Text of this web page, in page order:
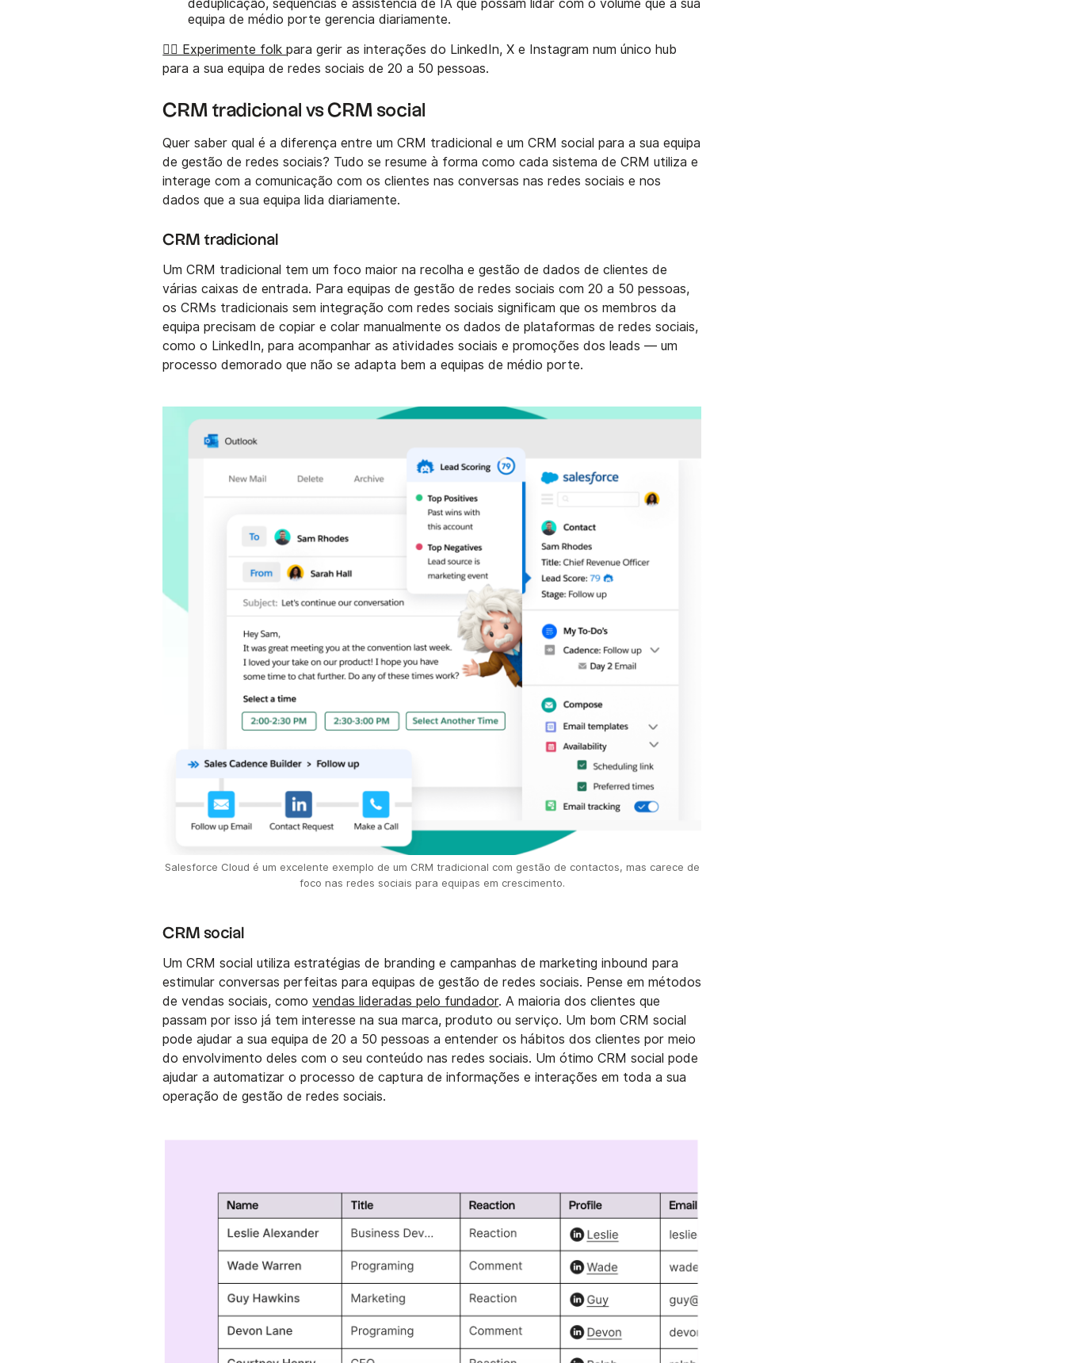
deduplicação, sequências e assistência de IA que possam lidar com o volume que a sua
equipa de médio porte gerencia diariamente.
👉🏼 Experimente folkpara gerir as interações do LinkedIn, X e Instagram num único hub
para a sua equipa de redes sociais de 20 a 50 pessoas.
CRM tradicional vs CRM social
Quer saber qual é a diferença entre um CRM tradicional e um CRM social para a sua equipa
de gestão de redes sociais? Tudo se resume à forma como cada sistema de CRM utiliza e
interage com a comunicação com os clientes nas conversas nas redes sociais e nos
dados que a sua equipa lida diariamente.
CRM tradicional
Um CRM tradicional tem um foco maior na recolha e gestão de dados de clientes de
várias caixas de entrada. Para equipas de gestão de redes sociais com 20 a 50 pessoas,
os CRMs tradicionais sem integração com redes sociais significam que os membros da
equipa precisam de copiar e colar manualmente os dados de plataformas de redes sociais,
como o LinkedIn, para acompanhar as atividades sociais e promoções dos leads — um
processo demorado que não se adapta bem a equipas de médio porte.
Salesforce Cloud é um excelente exemplo de um CRM tradicional com gestão de contactos, mas carece de
foco nas redes sociais para equipas em crescimento.
CRM social
Um CRM social utiliza estratégias de branding e campanhas de marketing inbound para
estimular conversas perfeitas para equipas de gestão de redes sociais. Pense em métodos
de vendas sociais, comovendas lideradas pelo fundador. A maioria dos clientes que
passam por isso já tem interesse na sua marca, produto ou serviço. Um bom CRM social
pode ajudar a sua equipa de 20 a 50 pessoas a entender os hábitos dos clientes por meio
do envolvimento deles com o seu conteúdo nas redes sociais. Um ótimo CRM social pode
ajudar a automatizar o processo de captura de informações e interações em toda a sua
operação de gestão de redes sociais.